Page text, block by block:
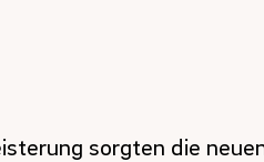
sorgten die